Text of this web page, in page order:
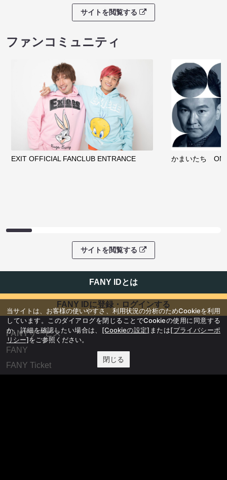
サイトを閲覧する
ファンコミュニティ
EXIT OFFICIAL FANCLUB ENTRANCE かまいたち
サイトを閲覧する
FANY IDとは
FANY IDに登録・ログインする
FANYサービス
FANY
FANY Ticket
当サイトは、お客様の使いやすさ、利用状況の分析のためCookieを利用
しています。このダイアログを閉じることでCookieの使用に同意する
か、詳細を確認したい場合は、 [Cookieの設定] または[プライバシーポ
リシー]をご参照ください。
閉じる